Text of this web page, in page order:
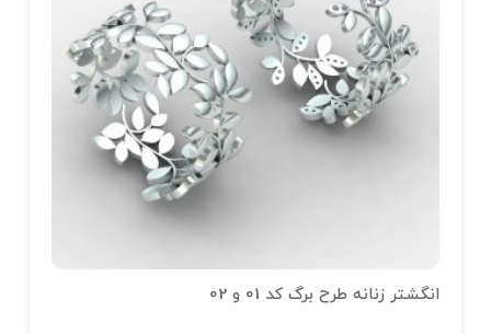
انگشتر زنانه طرح برگ کد 01 و 02